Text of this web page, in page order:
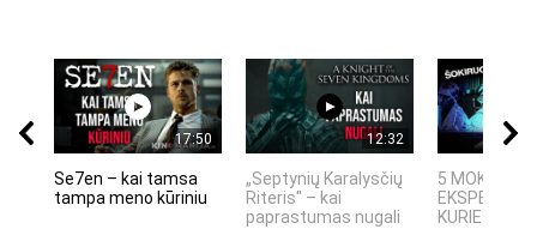
17:50
Se7en – kai tamsa
tampa meno kūriniu
12:32
„Septynių Karalysčių
Riteris" – kai
paprastumas nugali
5 MOKSLINIAI
KURIE